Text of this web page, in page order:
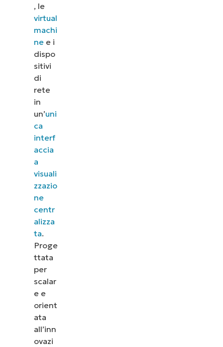
, le
virtual
machi
ne e i
dispo
sitivi
di
rete
in
un’uni
ca
interf
accia
a
visuali
zzazio
ne
centr
alizza
ta.
Proge
ttata
per
scalar
e e
orient
ata
all’inn
ovazi